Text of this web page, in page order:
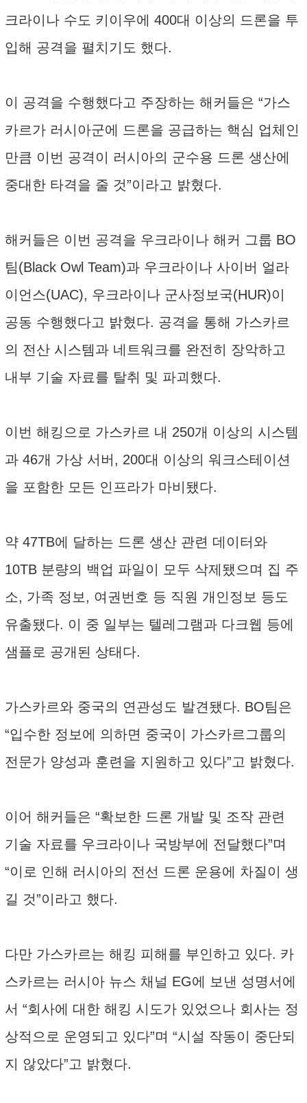
크라이나 수도 키이우에 400대 이상의 드론을 투
입해 공격을 펼치기도 했다.
이 공격을 수행했다고 주장하는 해커들은 “가스
카르가 러시아군에 드론을 공급하는 핵심 업체인
만큼 이번 공격이 러시아의 군수용 드론 생산에
중대한 타격을 줄 것”이라고 밝혔다.
해커들은 이번 공격을 우크라이나 해커 그룹 BO
팀(Black Owl Team)과 우크라이나 사이버 얼라
이언스(UAC), 우크라이나 군사정보국(HUR)이
공동 수행했다고 밝혔다. 공격을 통해 가스카르
의 전산 시스템과 네트워크를 완전히 장악하고
내부 기술 자료를 탈취 및 파괴했다.
이번 해킹으로 가스카르 내 250개 이상의 시스템
과 46개 가상 서버, 200대 이상의 워크스테이션
을 포함한 모든 인프라가 마비됐다.
약 47TB에 달하는 드론 생산 관련 데이터와
10TB 분량의 백업 파일이 모두 삭제됐으며 집 주
소, 가족 정보, 여권번호 등 직원 개인정보 등도
유출됐다. 이 중 일부는 텔레그램과 다크웹 등에
샘플로 공개된 상태다.
가스카르와 중국의 연관성도 발견됐다. BO팀은
“입수한 정보에 의하면 중국이 가스카르그룹의
전문가 양성과 훈련을 지원하고 있다”고 밝혔다.
이어 해커들은 “확보한 드론 개발 및 조작 관련
기술 자료를 우크라이나 국방부에 전달했다”며
“이로 인해 러시아의 전선 드론 운용에 차질이 생
길 것”이라고 했다.
다만 가스카르는 해킹 피해를 부인하고 있다. 카
스카르는 러시아 뉴스 채널 EG에 보낸 성명서에
서 “회사에 대한 해킹 시도가 있었으나 회사는 정
상적으로 운영되고 있다”며 “시설 작동이 중단되
지 않았다”고 밝혔다.